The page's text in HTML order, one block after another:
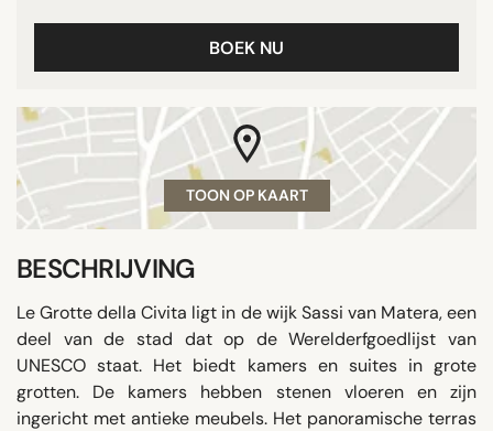
BOEK NU
TOON OP KAART
BESCHRIJVING
Le Grotte della Civita ligt in de wijk Sassi van Matera, een
deel van de stad dat op de Werelderfgoedlijst van
UNESCO staat. Het biedt kamers en suites in grote
grotten. De kamers hebben stenen vloeren en zijn
ingericht met antieke meubels. Het panoramische terras